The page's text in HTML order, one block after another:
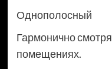
Однополосный
Гармонично
помещениях.